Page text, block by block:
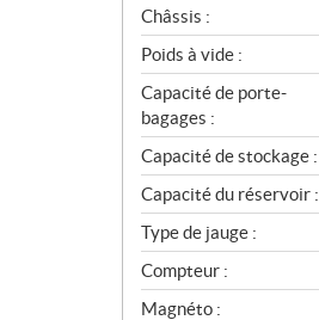
Châssis :
Poids à vide :
Capacité de porte-
bagages :
Capacité de stockage :
Capacité du réservoir :
Type de jauge :
Compteur :
Magnéto :